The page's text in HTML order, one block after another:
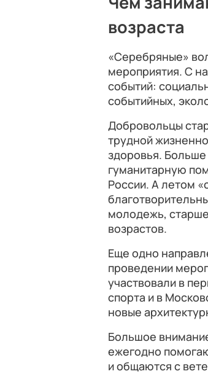
возраста
«Серебряные»
мероприятия. С
событий:
событийных,
Добровольцы
трудной
здоровья.
гуманитарную
России. А летом
молодежь,
возрастов.
Еще одно
проведении
участвовали в
спорта и в
новые
Большое
ежегодно
и общаются с